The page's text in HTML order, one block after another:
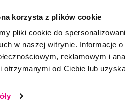
korzysta z plików cookie
pliki cookie do
w naszej witrynie. Informacje
reklamowym i
otrzymanymi od Ciebie lub
przetwarzanie danych
Tato stránka je chráněna